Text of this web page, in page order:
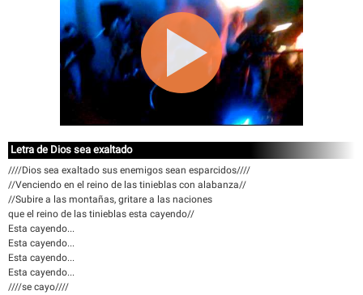
Letra de Dios sea exaltado
////Dios sea exaltado sus enemigos sean esparcidos////
//Venciendo en el reino de las tinieblas con alabanza//
//Subire a las montañas, gritare a las naciones
que el reino de las tinieblas esta cayendo//
Esta cayendo...
Esta cayendo...
Esta cayendo...
Esta cayendo...
////se cayo////